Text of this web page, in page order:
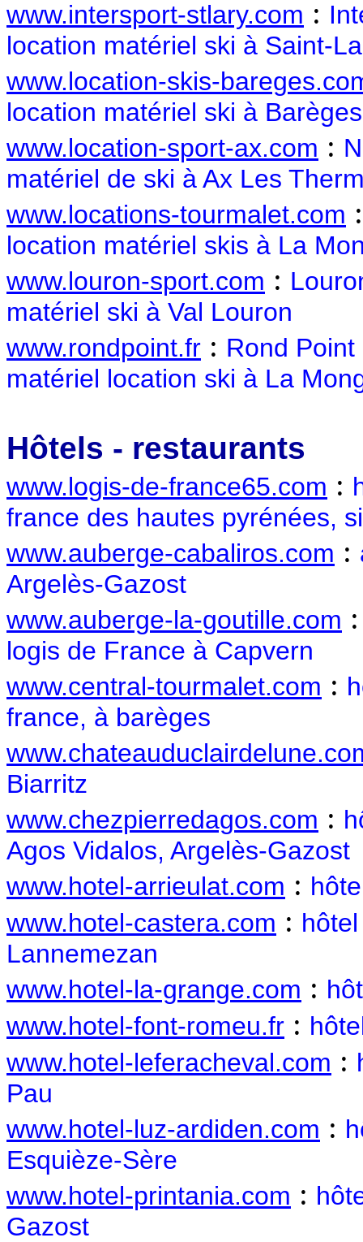
www.intersport-stlary.com :
location matériel ski à Saint-
www.location-skis-
location matériel ski à Barèges
www.location-sport-ax.com :
matériel de ski à Ax Les
www.locations-tourmalet.com
location matériel skis à La
www.louron-sport.com :
matériel ski à Val Louron
www.rondpoint.fr : Rond
matériel location ski à La
Hôtels - restaurants
www.logis-de-france65.com :
france des hautes pyrénées,
www.auberge-cabaliros.com :
Argelès-Gazost
www.auberge-la-goutille.com
logis de France à Capvern
www.central-tourmalet.com :
france, à barèges
Biarritz
www.chezpierredagos.com :
Agos Vidalos, Argelès-Gazost
www.hotel-arrieulat.com :
www.hotel-castera.com :
Lannemezan
www.hotel-la-grange.com :
www.hotel-font-romeu.fr :
www.hotel-leferacheval.com :
Pau
www.hotel-luz-ardiden.com :
Esquièze-Sère
www.hotel-printania.com :
Gazost